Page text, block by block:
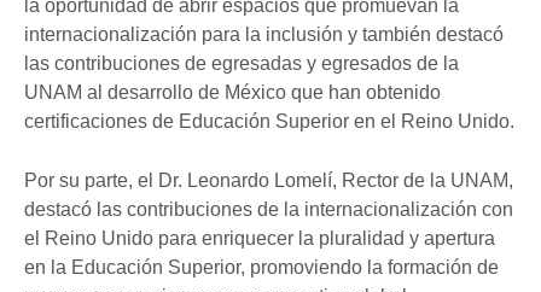
la oportunidad de abrir espacios que promuevan la
internacionalización para la inclusión y también destacó
las contribuciones de egresadas y egresados de la
UNAM al desarrollo de México que han obtenido
certificaciones de Educación Superior en el Reino Unido.
Por su parte, el Dr. Leonardo Lomelí, Rector de la UNAM,
destacó las contribuciones de la internacionalización con
el Reino Unido para enriquecer la pluralidad y apertura
en la Educación Superior, promoviendo la formación de